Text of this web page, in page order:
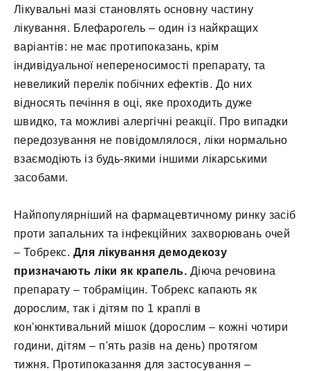
Лікувальні мазі становлять основну частину
лікування. Блефарогель – один із найкращих
варіантів: не має протипоказань, крім
індивідуальної непереносимості препарату, та
невеликий перелік побічних ефектів. До них
відносять печіння в оці, яке проходить дуже
швидко, та можливі алергічні реакції. Про випадки
передозування не повідомлялося, ліки нормально
взаємодіють із будь-якими іншими лікарськими
засобами.
Найпопулярніший на фармацевтичному ринку засіб
проти запальних та інфекційних захворювань очей
– Тобрекс. Для лікування демодекозу
призначають ліки як крапель. Діюча речовина
препарату – тобраміцин. Тобрекс капають як
дорослим, так і дітям по 1 краплі в
кон'юнктивальний мішок (дорослим – кожні чотири
години, дітям – п'ять разів на день) протягом
тижня. Протипоказання для застосування –